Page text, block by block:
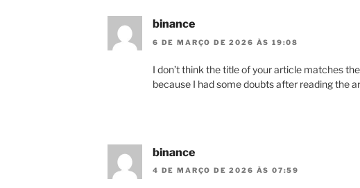
binance
6 DE MARÇO DE 2026 ÀS 19:08
I don’t think the title of your article matches
because I had some doubts after reading the
binance
4 DE MARÇO DE 2026 ÀS 07:59